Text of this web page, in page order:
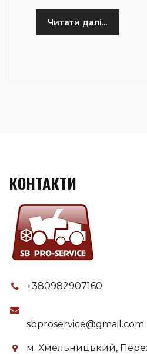
Читати далі...
КОНТАКТИ
+380982907160
sbproservice@gmail.com
м. Хмельницький,